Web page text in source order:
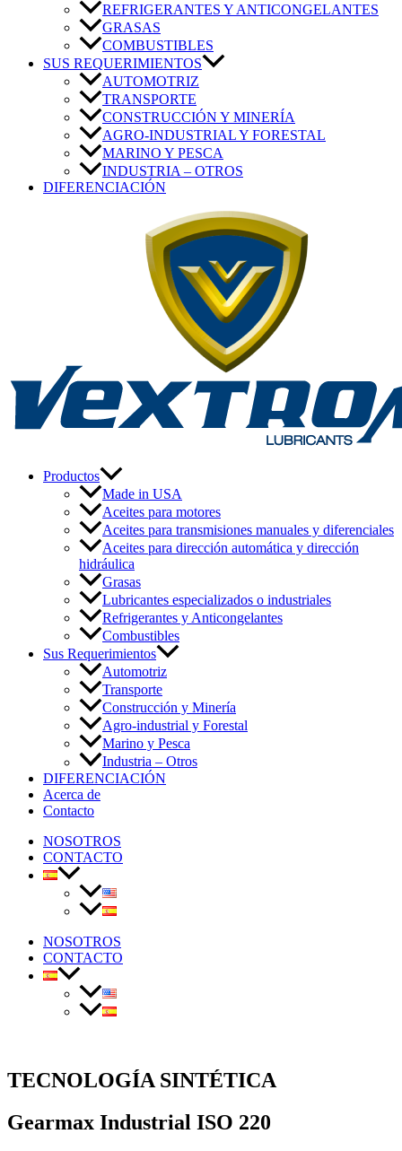
REFRIGERANTES Y ANTICONGELANTES
GRASAS
COMBUSTIBLES
SUS REQUERIMIENTOS
AUTOMOTRIZ
TRANSPORTE
CONSTRUCCIÓN Y MINERÍA
AGRO-INDUSTRIAL Y FORESTAL
MARINO Y PESCA
INDUSTRIA – OTROS
DIFERENCIACIÓN
Productos
Made in USA
Aceites para motores
Aceites para transmisiones manuales y diferenciales
Aceites para dirección automática y dirección
hidráulica
Grasas
Lubricantes especializados o industriales
Refrigerantes y Anticongelantes
Combustibles
Sus Requerimientos
Automotriz
Transporte
Construcción y Minería
Agro-industrial y Forestal
Marino y Pesca
Industria – Otros
DIFERENCIACIÓN
Acerca de
Contacto
NOSOTROS
CONTACTO
NOSOTROS
CONTACTO
TECNOLOGÍA SINTÉTICA
Gearmax Industrial ISO 220